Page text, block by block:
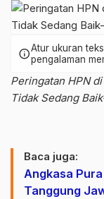
infoAtur ukuran
pengalaman
Peringatan HPN
Tidak Sedang
Baca juga:
Angkasa
Tanggung